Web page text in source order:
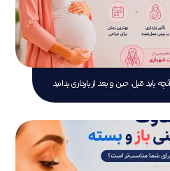
باید قبل، حین و بعد از بارداری بدانید